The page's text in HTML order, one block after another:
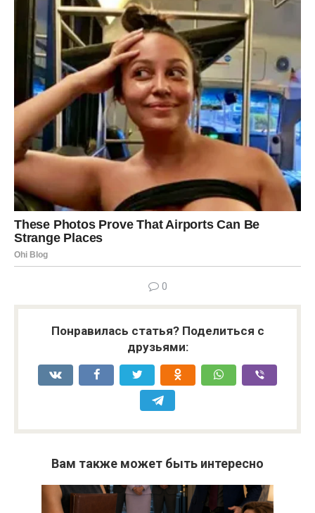
0
Понравилась статья? Поделиться с
друзьями:
Вам также может быть интересно